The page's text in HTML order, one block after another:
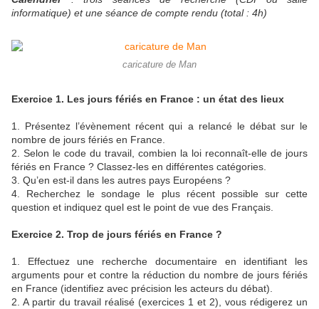
informatique) et une séance de compte rendu (total : 4h)
caricature de Man
Exercice 1. Les jours fériés en France : un état des lieux
1. Présentez l’évènement récent qui a relancé le débat sur le
nombre de jours fériés en France.
2. Selon le code du travail, combien la loi reconnaît-elle de jours
fériés en France ? Classez-les en différentes catégories.
3. Qu’en est-il dans les autres pays Européens ?
4. Recherchez le sondage le plus récent possible sur cette
question et indiquez quel est le point de vue des Français.
Exercice 2. Trop de jours fériés en France ?
1. Effectuez une recherche documentaire en identifiant les
arguments pour et contre la réduction du nombre de jours fériés
en France (identifiez avec précision les acteurs du débat).
2. A partir du travail réalisé (exercices 1 et 2), vous rédigerez un